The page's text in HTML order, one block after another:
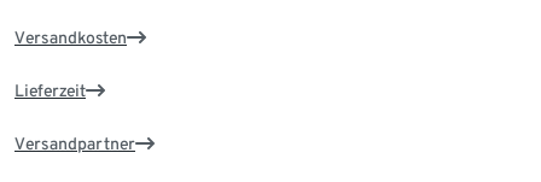
Versandkosten
Lieferzeit
Versandpartner